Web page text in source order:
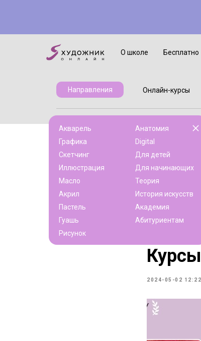
О школе Бесплатно
Онлайн-курсы
Направления
Акварель
Графика
Скетчинг
Иллюстрация
Масло
Акрил
Пастель
Гуашь
Рисунок
Анатомия
Digital
Для детей
Для начинающих
Теория
История искусств
Академия
Абитуриентам
2024-05-02 12:22